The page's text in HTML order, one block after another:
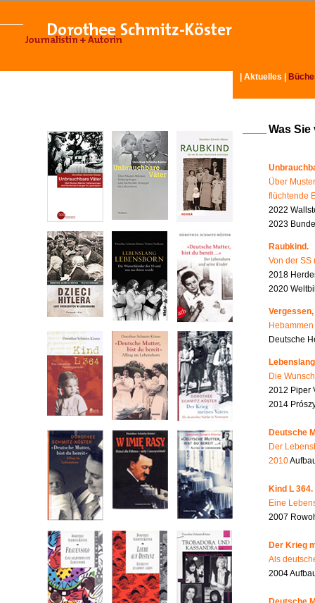
Aktuelles
Was
Über
flüchtende
2022
2023
Raubkind.
Von der SS
2018
2020
Deutsche
Die
2012 Piper
2014
Deutsche
Der
2010
Kind L 364.
Eine
2007
Der Krieg
Als
2004